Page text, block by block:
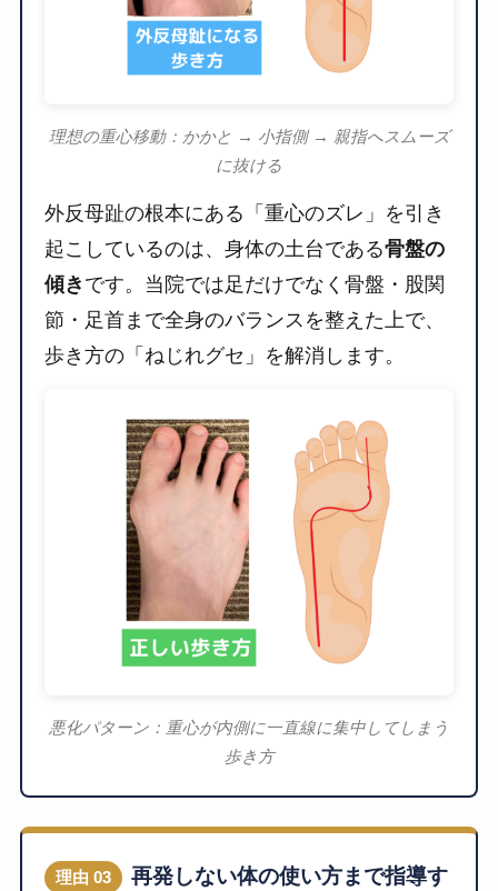
理想の重心移動：かかと → 小指側 → 親指へスムーズ
に抜ける
外反母趾の根本にある「重心のズレ」を引き
起こしているのは、身体の土台である骨盤の
傾き です。当院では足だけでなく骨盤・股関
節・足首まで全身のバランスを整えた上で、
歩き方の「ねじれグセ」を解消します。
悪化パターン：重心が内側に一直線に集中してしまう
歩き方
理由 03 再発しない体の使い方まで指導す